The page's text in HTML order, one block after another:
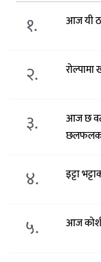
१. आज यी
२.
३.
आज छ
४. इट्टा
५. आज